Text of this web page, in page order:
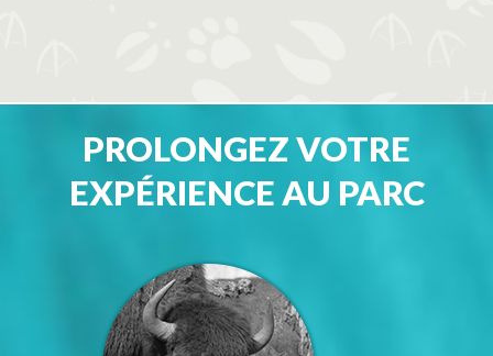
PROLONGEZ VOTRE
EXPÉRIENCE AU PARC